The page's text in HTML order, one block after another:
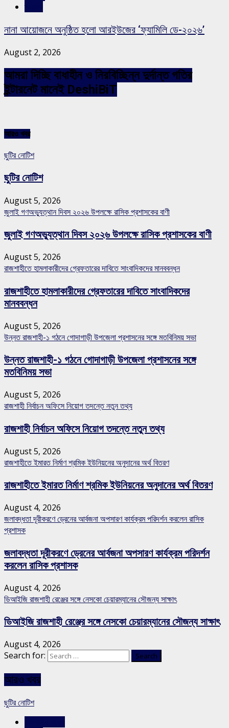
নানা আয়োজনে অনুষ্ঠিত হলো আরইউজের ‘ফ্যামিলি ডে-২০২৬’
August 2, 2026
আমরা দিচ্ছি বাধাহীন ও নিরবিচ্ছিন্ন দুর্দান্ত গতির
ইন্টারনেট মানেই DeshiBiT
আরও খবর
ছুটির নোটিশ
ছুটির নোটিশ
August 5, 2026
জুলাই গণঅভ্যুত্থান দিবস ২০২৬ উপলক্ষে রাসিক প্রশাসকের বাণী
জুলাই গণঅভ্যুত্থান দিবস ২০২৬ উপলক্ষে রাসিক প্রশাসকের বাণী
August 5, 2026
রাজশাহীতে হামলাকারীদের গ্রেফতারের দাবিতে সাংবাদিকদের মানববন্ধন
রাজশাহীতে হামলাকারীদের গ্রেফতারের দাবিতে সাংবাদিকদের
মানববন্ধন
August 5, 2026
উন্নত রাজশাহী-১ গঠনে গোদাগাড়ী উপজেলা প্রশাসনের সঙ্গে মতবিনিময় সভা
উন্নত রাজশাহী-১ গঠনে গোদাগাড়ী উপজেলা প্রশাসনের সঙ্গে
মতবিনিময় সভা
August 5, 2026
রাজশাহী নির্বাচন অফিসে নিয়োগ তদন্তে নতুন তথ্য
রাজশাহী নির্বাচন অফিসে নিয়োগ তদন্তে নতুন তথ্য
August 5, 2026
রাজশাহীতে ইমারত নির্মাণ শ্রমিক ইউনিয়নের অনুদানের অর্থ বিতরণ
রাজশাহীতে ইমারত নির্মাণ শ্রমিক ইউনিয়নের অনুদানের অর্থ বিতরণ
August 4, 2026
জলাবদ্ধতা দূরীকরণে ড্রেনের আর্বজনা অপসারণ কার্যক্রম পরিদর্শন করলেন রাসিক
প্রশাসক
জলাবদ্ধতা দূরীকরণে ড্রেনের আর্বজনা অপসারণ কার্যক্রম পরিদর্শন
করলেন রাসিক প্রশাসক
August 4, 2026
ডিআইজি রাজশাহী রেঞ্জের সঙ্গে নেসকো চেয়ারম্যানের সৌজন্য সাক্ষাৎ
ডিআইজি রাজশাহী রেঞ্জের সঙ্গে নেসকো চেয়ারম্যানের সৌজন্য সাক্ষাৎ
August 4, 2026
Search for:
আরও খবর
ছুটির নোটিশ